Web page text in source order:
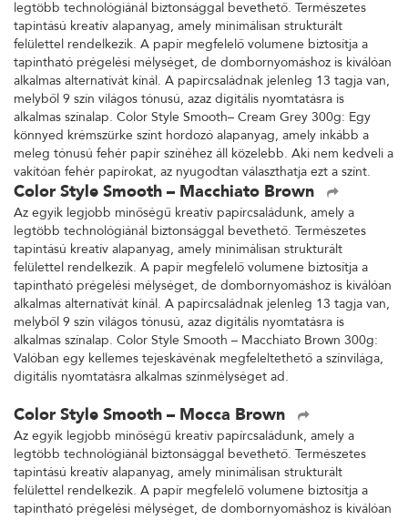
legtöbb technológiánál biztonsággal bevethető. Természetes
tapintású kreatív alapanyag, amely minimálisan strukturált
felülettel rendelkezik. A papír megfelelő volumene biztosítja a
tapintható prégelési mélységet, de dombornyomáshoz is kiválóan
alkalmas alternatívát kínál. A papírcsaládnak jelenleg 13 tagja van,
melyből 9 szín világos tónusú, azaz digitális nyomtatásra is
alkalmas színalap. Color Style Smooth– Cream Grey 300g: Egy
könnyed krémszürke színt hordozó alapanyag, amely inkább a
meleg tónusú fehér papír színéhez áll közelebb. Aki nem kedveli a
vakítóan fehér papírokat, az nyugodtan választhatja ezt a színt.
Color Style Smooth – Macchiato Brown
Az egyik legjobb minőségű kreatív papírcsaládunk, amely a
legtöbb technológiánál biztonsággal bevethető. Természetes
tapintású kreatív alapanyag, amely minimálisan strukturált
felülettel rendelkezik. A papír megfelelő volumene biztosítja a
tapintható prégelési mélységet, de dombornyomáshoz is kiválóan
alkalmas alternatívát kínál. A papírcsaládnak jelenleg 13 tagja van,
melyből 9 szín világos tónusú, azaz digitális nyomtatásra is
alkalmas színalap. Color Style Smooth – Macchiato Brown 300g:
Valóban egy kellemes tejeskávénak megfeleltethető a színvilága,
digitális nyomtatásra alkalmas színmélységet ad.
Color Style Smooth – Mocca Brown
Az egyik legjobb minőségű kreatív papírcsaládunk, amely a
legtöbb technológiánál biztonsággal bevethető. Természetes
tapintású kreatív alapanyag, amely minimálisan strukturált
felülettel rendelkezik. A papír megfelelő volumene biztosítja a
tapintható prégelési mélységet, de dombornyomáshoz is kiválóan